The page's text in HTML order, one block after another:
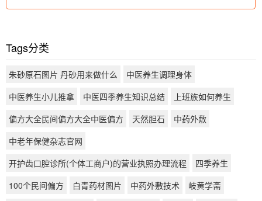
Tags分类
朱砂原石图片 丹砂用来做什么
中医养生调理身体
中医养生小儿推拿
中医四季养生知识总结
上班族如何养生
偏方大全民间偏方大全中医偏方
天然胆石
中药外敷
中老年保健杂志官网
开护齿口腔诊所(个体工商户)的营业执照办理流程
四季养生
100个民间偏方
白青药材图片 中药外敷技术
岐黄学斋